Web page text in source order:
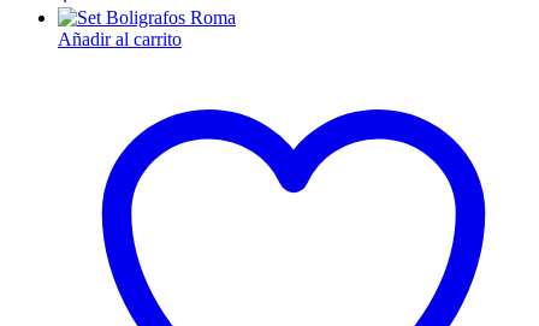
Añadir al carrito